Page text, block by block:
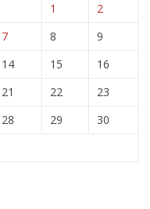
1
2
7 8
9
14 15
16
21 22
23
28 29
30